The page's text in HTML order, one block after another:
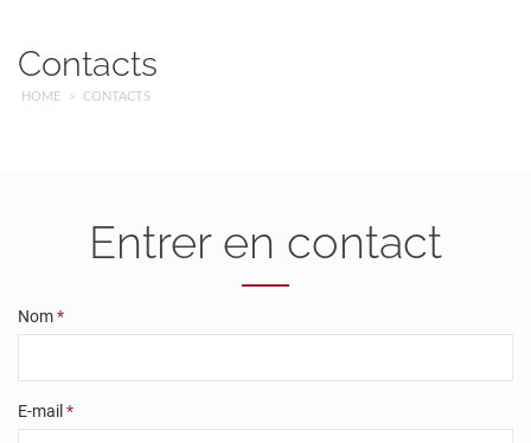
Contacts
HOME CONTACTS
Entrer en contact
Nom*
E-mail *